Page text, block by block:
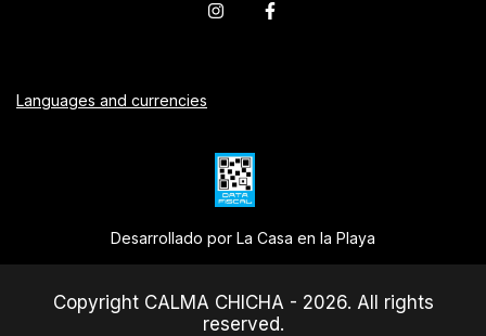
Languages and currencies
Desarrollado por La Casa en la Playa
Copyright CALMA CHICHA - 2026. All rights
reserved.